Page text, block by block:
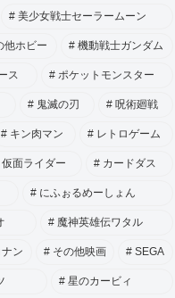
美少女戦士セーラームーン
他ホビー 機動戦士ガンダム
ス ポケットモンスター
鬼滅の刃 呪術廻戦
キン肉マン レトロゲーム
仮面ライダー カードダス
にふぉるめーしょん
魔神英雄伝ワタル
ン その他映画 SEGA
星のカービィ